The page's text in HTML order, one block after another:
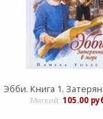
Мягкий: 105.00